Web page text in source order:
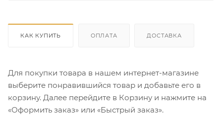
КАК КУПИТЬ ОПЛАТА ДОСТАВКА
Для покупки товара в нашем интернет-магазине
выберите понравившийся товар и добавьте его в
корзину. Далее перейдите в Корзину и нажмите на
«Оформить заказ» или «Быстрый заказ».